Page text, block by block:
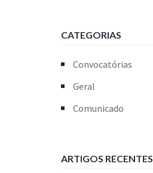
CATEGORIAS
Convocatórias
Geral
Comunicado
ARTIGOS RECENTES